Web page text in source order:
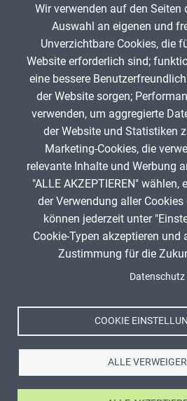
0
Alle Wirtschaft-
ANZEIGE
Spenden
Impressum
Wir verwenden auf den Seiten
Auswahl an eigenen und
Unverzichtbare Cookies, die
Website erforderlich sind;
eine bessere
der Website sorgen;
verwenden, um aggregierte
der Website und Statistiken
Marketing-Cookies, die
relevante Inhalte und Werbung
"ALLE AKZEPTIEREN"
der Verwendung aller
können jederzeit unter
Cookie-Typen akzeptieren und
Zustimmung für die
Datenschutz
COOKIE
ALLE